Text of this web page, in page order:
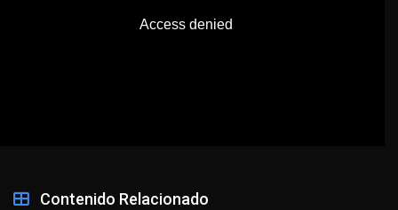
Contenido Relacionado